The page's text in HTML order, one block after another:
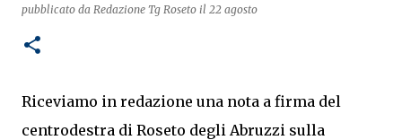
pubblicato da Redazione Tg Roseto il 22 agosto
Riceviamo in redazione una nota a firma del
centrodestra di Roseto degli Abruzzi sulla